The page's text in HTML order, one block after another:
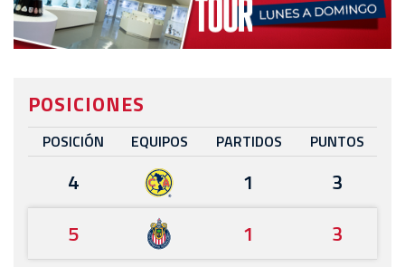
POSICIONES
POSICIÓN EQUIPOS PARTIDOS PUNTOS
4 1
3
5
1
3